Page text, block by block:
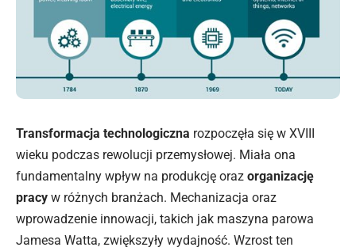
Transformacja technologiczna rozpoczęła się w XVIII
wieku podczas rewolucji przemysłowej. Miała ona
fundamentalny wpływ na produkcję oraz organizację
pracy w różnych branżach. Mechanizacja oraz
wprowadzenie innowacji, takich jak maszyna parowa
Jamesa Watta, zwiększyły wydajność. Wzrost ten